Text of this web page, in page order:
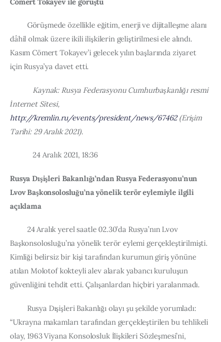
Görüşmede özellikle eğitim, enerji ve dijitalleşme alanı
dâhil olmak üzere ikili ilişkilerin geliştirilmesi ele alındı.
Kasım Cömert Tokayev’i gelecek yılın başlarında ziyaret
için Rusya’ya davet etti.
Kaynak: Rusya Federasyonu Cumhurbaşkanlığı resmi
İnternet Sitesi,
http://kremlin.ru/events/president/news/67462 (Erişim
Tarihi: 29 Aralık 2021).
24 Aralık 2021, 18:36
Rusya Dışişleri Bakanlığı’ndan Rusya Federasyonu’nun
Lvov Başkonsolosluğu’na yönelik terör eylemiyle ilgili
açıklama
24 Aralık yerel saatle 02.30’da Rusya’nın Lvov
Başkonsolosluğu’na yönelik terör eylemi gerçekleştirilmişti.
Kimliği belirsiz bir kişi tarafından kurumun giriş yönüne
atılan Molotof kokteyli alev alarak yabancı kuruluşun
güvenliğini tehdit etti. Çalışanlardan hiçbiri yaralanmadı.
Rusya Dışişleri Bakanlığı olayı şu şekilde yorumladı:
“Ukrayna makamları tarafından gerçekleştirilen bu tehlikeli
olay, 1963 Viyana Konsolosluk İlişkileri Sözleşmesi’ni,